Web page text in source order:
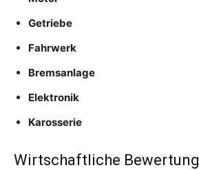
Getriebe
Fahrwerk
Bremsanlage
Elektronik
Karosserie
Wirtschaftliche Bewertung